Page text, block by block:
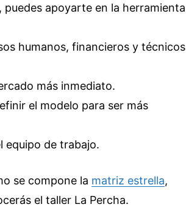
puedes apoyarte en la herramienta
humanos, financieros y técnicos
más inmediato.
el modelo para ser más
equipo de trabajo.
se compone la matriz estrella,
el taller La Percha.